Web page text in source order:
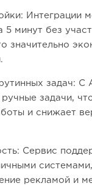
Интеграции
5 минут без
значительно
задач:
ручные задачи,
и снижает
Сервис
рекламой и